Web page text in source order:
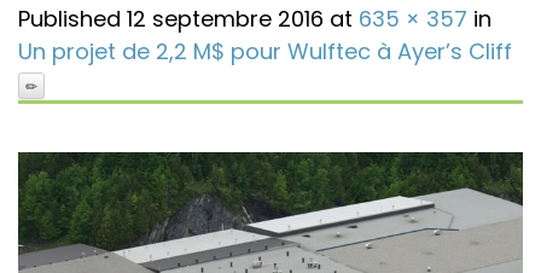
Published 12 septembre 2016 at 635 × 357 in
Un projet de 2,2 M$ pour Wulftec à Ayer’s Cliff